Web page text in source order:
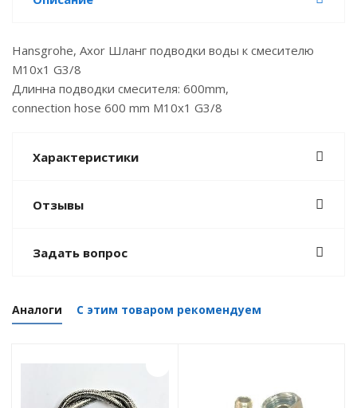
Hansgrohe, Axor Шланг подводки воды к смесителю
M10x1 G3/8
Длинна подводки смесителя: 600mm,
connection hose 600 mm M10x1 G3/8
Характеристики
Отзывы
Задать вопрос
Аналоги С этим товаром рекомендуем